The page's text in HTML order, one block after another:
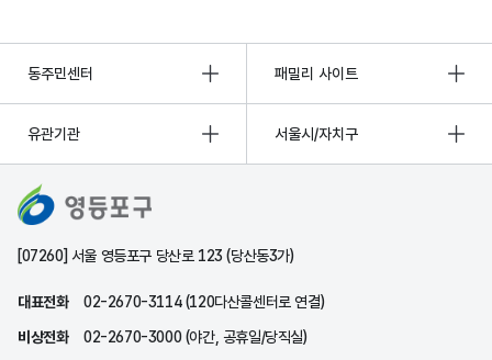
동주민센터 패밀리 사이트
유관기관 서울시/자치구
[07260] 서울 영등포구 당산로 123 (당산동3가)
대표전화
02-2670-3114 (120다산콜센터로 연결)
비상전화
02-2670-3000 (야간, 공휴일/당직실)